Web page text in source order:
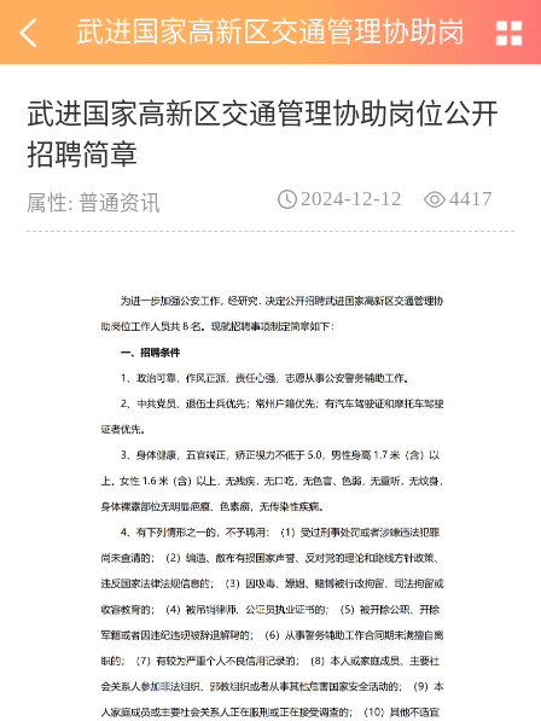
武进国家高新区交通管理协助岗
位公开招聘简章
武进国家高新区交通管理协助岗位公开
招聘简章
属性: 普通资讯 4417
2024-12-12